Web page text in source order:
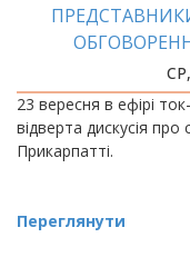
23 вересня в ефірі
відверта дискусія
Прикарпатті.
Переглянути